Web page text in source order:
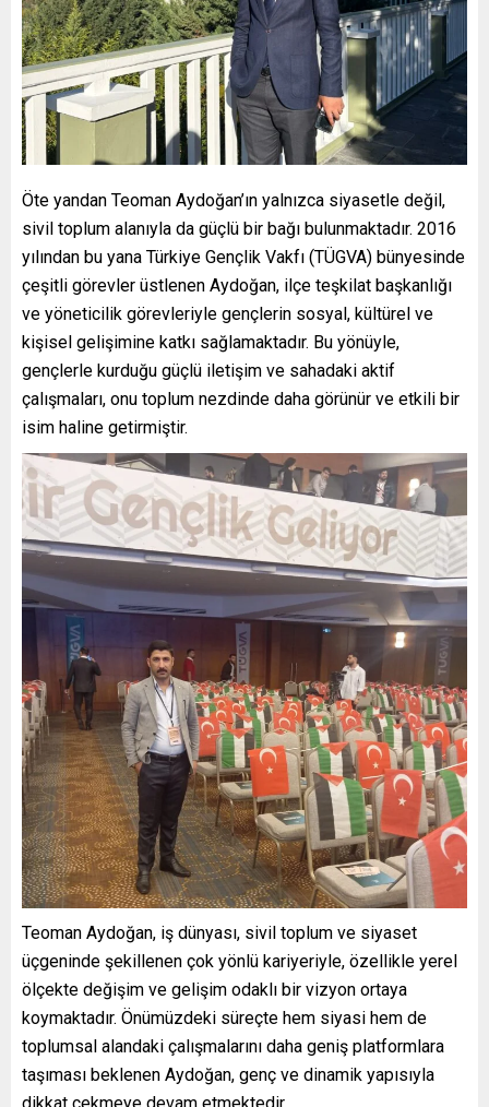
Öte yandan Teoman Aydoğan’ın yalnızca siyasetle değil,
sivil toplum alanıyla da güçlü bir bağı bulunmaktadır. 2016
yılından bu yana Türkiye Gençlik Vakfı (TÜGVA) bünyesinde
çeşitli görevler üstlenen Aydoğan, ilçe teşkilat başkanlığı
ve yöneticilik görevleriyle gençlerin sosyal, kültürel ve
kişisel gelişimine katkı sağlamaktadır. Bu yönüyle,
gençlerle kurduğu güçlü iletişim ve sahadaki aktif
çalışmaları, onu toplum nezdinde daha görünür ve etkili bir
isim haline getirmiştir.
Teoman Aydoğan, iş dünyası, sivil toplum ve siyaset
üçgeninde şekillenen çok yönlü kariyeriyle, özellikle yerel
ölçekte değişim ve gelişim odaklı bir vizyon ortaya
koymaktadır. Önümüzdeki süreçte hem siyasi hem de
toplumsal alandaki çalışmalarını daha geniş platformlara
taşıması beklenen Aydoğan, genç ve dinamik yapısıyla